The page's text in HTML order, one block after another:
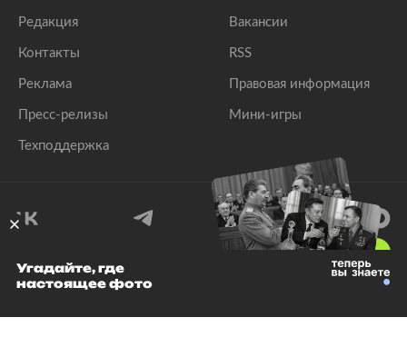
Редакция
Контакты
Реклама
Пресс-релизы
Техподдержка
Вакансии
RSS
Правовая информация
Мини-игры
© 1999–2026 Все права защищены.
Угадайте, где
настоящее фото